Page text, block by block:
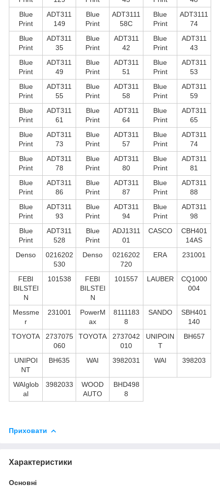
Blue
Print
ADT311
149
Blue
Print
ADT3111
58C
Blue
Print
ADT3111
74
Blue
Print
ADT311
35
Blue
Print
ADT311
42
Blue
Print
ADT311
43
Blue
Print
ADT311
49
Blue
Print
ADT311
51
Blue
Print
ADT311
53
Blue
Print
ADT311
55
Blue
Print
ADT311
58
Blue
Print
ADT311
59
Blue
Print
ADT311
61
Blue
Print
ADT311
64
Blue
Print
ADT311
65
Blue
Print
ADT311
73
Blue
Print
ADT311
57
Blue
Print
ADT311
74
Blue
Print
ADT311
78
Blue
Print
ADT311
80
Blue
Print
ADT311
81
Blue
Print
ADT311
86
Blue
Print
ADT311
87
Blue
Print
ADT311
88
Blue
Print
ADT311
93
Blue
Print
ADT311
94
Blue
Print
ADT311
98
Blue
Print
ADT311
528
Blue
Print
ADJ1311
01
CASCO
CBH401
14AS
Denso
0216202
530
Denso
0216202
720
ERA 231001
FEBI
BILSTEI
N
101538
FEBI
BILSTEI
N
101557 LAUBER
CQ1000
004
Messme
r
231001
PowerM
ax
8111183
8
SANDO
SBH401
140
TOYOTA
2737075
060
TOYOTA
2737042
010
UNIPOIN
T
BH657
UNIPOI
NT
BH635 WAI 3982031 WAI 398203
WAIglob
al
3982033
WOOD
AUTO
BHD498
8
Приховати
Характеристики
Основні